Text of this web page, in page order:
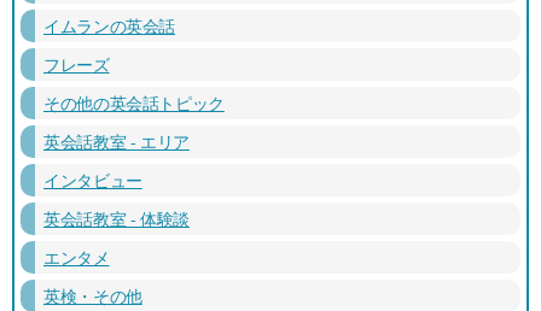
イムランの英会話
フレーズ
その他の英会話トピック
英会話教室 - エリア
インタビュー
英会話教室 - 体験談
エンタメ
英検・その他